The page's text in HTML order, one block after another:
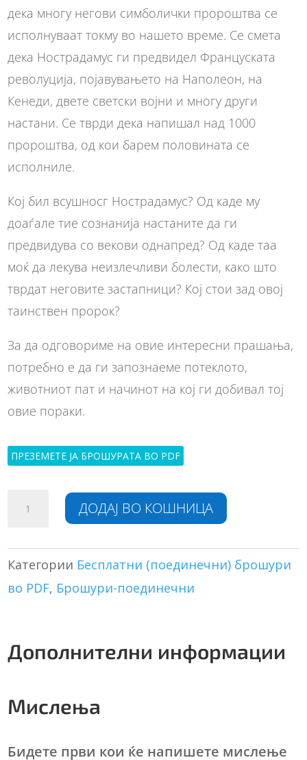
дека многу негови симболички пророштва се
исполнуваат токму во нашето време. Се смета
дека Нострадамус ги предвидел Француската
револуција, појавувањето на Наполеон, на
Кенеди, двете светски војни и многу други
настани. Се тврди дека напишал над 1000
пророштва, од кои барем половината се
исполниле.
Кој бил всушносг Нострадамус? Од каде му
доаѓале тие сознанија настаните да ги
предвидува со векови однапред? Од каде таа
моќ да лекува неизлечливи болести, како што
тврдат неговите застапници? Кој стои зад овој
таинствен пророк?
За да одговориме на овие интересни прашања,
потребно е да ги запознаеме потеклото,
животниот пат и начинот на кој ги добивал тој
овие пораки.
ПРЕЗЕМЕТЕ ЈА БРОШУРАТА ВО PDF
ДОДАЈ ВО КОШНИЦА
r
e
Категории Бесплатни (поединечни) брошури
во PDF, Брошури-поединечни
Дополнителни информации
Мислења
Бидете први кои ќе напишете мислење